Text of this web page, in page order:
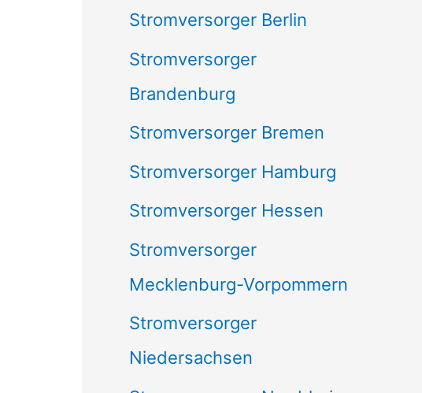
Stromversorger Berlin
Stromversorger
Brandenburg
Stromversorger Bremen
Stromversorger Hamburg
Stromversorger Hessen
Stromversorger
Mecklenburg-Vorpommern
Stromversorger
Niedersachsen